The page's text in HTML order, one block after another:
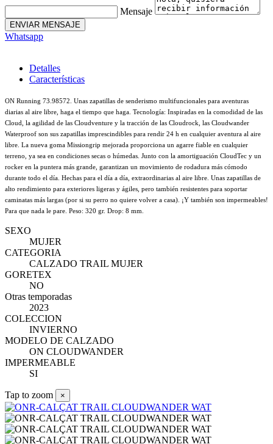
Mensaje
ENVIAR MENSAJE
Whatsapp
Detalles
Características
ON Running 73.98572. Unas zapatillas de senderismo multifuncionales para aventuras
diarias al aire libre, haga el tiempo que haga. Tecnología: Inspiradas en la comodidad de las
Cloud, la agilidad de las Cloudventure y la tracción de las Cloudrock, las Cloudwander
Waterproof son sus zapatillas imprescindibles para rendir 24 h en cualquier aventura al aire
libre. La nueva goma Missiongrip mejorada proporciona un agarre fiable en cualquier
terreno, ya sea en condiciones secas o húmedas. Junto con la amortiguación CloudTec y un
rocker en la puntera más grande, garantizan un movimiento de rodadura más cómodo
durante todo el día. Hechas para el día a día, extraordinarias al aire libre. Unas zapatillas de
alto rendimiento para exteriores ligeras y ágiles, pero también resistentes para soportar
caminatas más largas (por si su perro no quiere volver a casa). ¡Y también son impermeables!
Para que nada le pare. Peso: 320 gr. Drop: 8 mm.
SEXO
MUJER
CATEGORIA
CALZADO TRAIL MUJER
GORETEX
NO
Otras temporadas
2023
COLECCION
INVIERNO
MODELO DE CALZADO
ON CLOUDWANDER
IMPERMEABLE
SI
Tap to zoom ×